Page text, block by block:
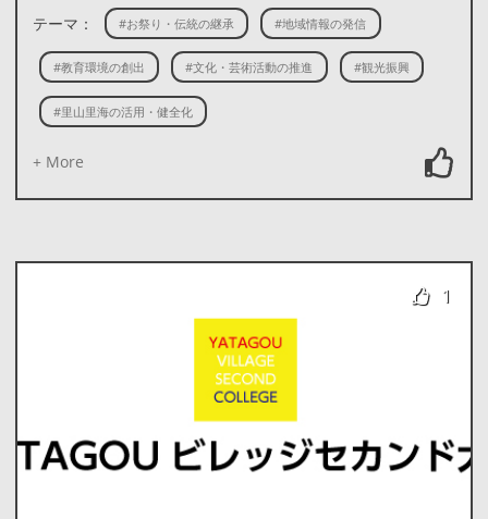
テーマ：
#お祭り・伝統の継承 #地域情報の発信
#教育環境の創出 #文化・芸術活動の推進 #観光振興
#里山里海の活用・健全化
+ More
1